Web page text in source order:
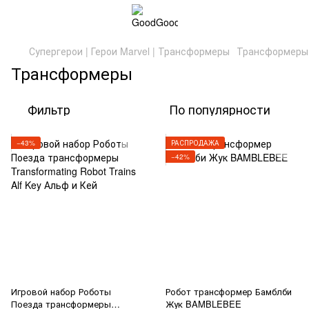
Супергерои | Герои Marvel | Трансформеры Трансформеры
Трансформеры
Фильтр По популярности
−43%
Игровой набор Роботы
Поезда трансформеры
РАСПРОДАЖА
−42%
Робот трансформер Бамблби
Жук BAMBLEBEE